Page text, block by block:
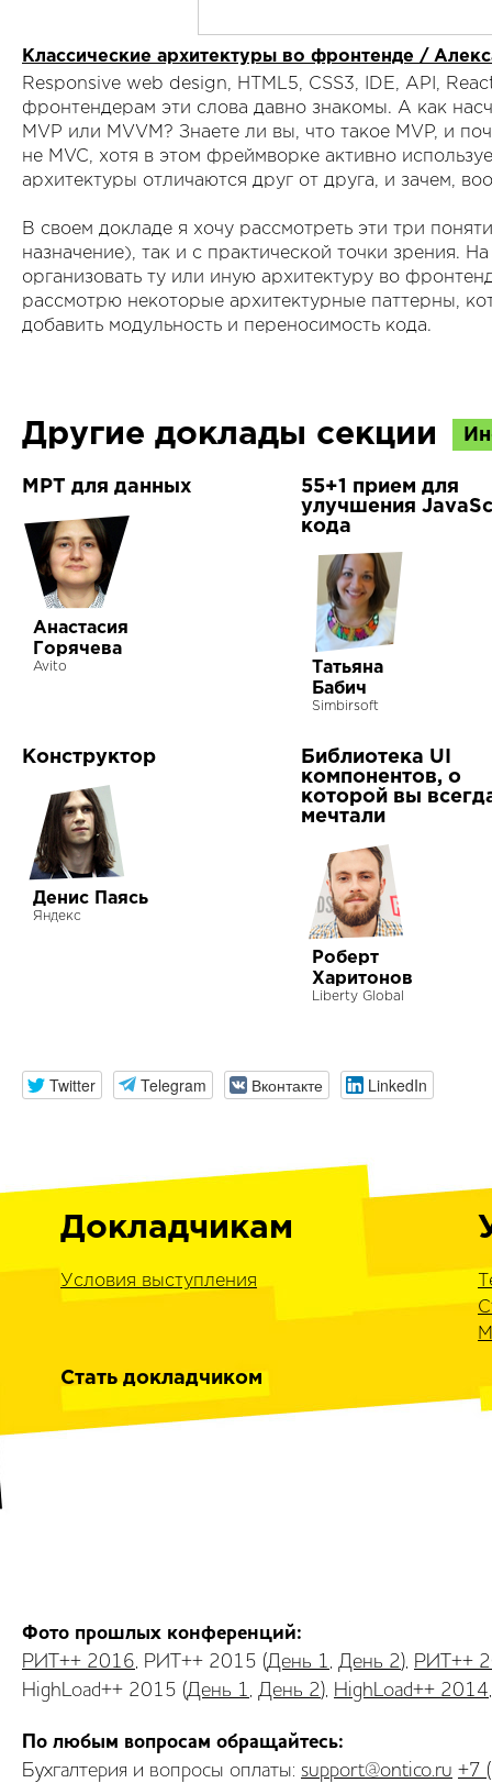
Классические архитектуры во фронтенде /
Responsive web design, HTML5, CSS3, IDE, API,
фронтендерам эти слова давно знакомы. А как
MVP или MVVM? Знаете ли вы, что такое MVP, и
не MVC, хотя в этом фреймворке активно
архитектуры отличаются друг от друга, и зачем,
В своем докладе я хочу рассмотреть эти три
назначение), так и с практической точки зрения.
организовать ту или иную архитектуру во
рассмотрю некоторые архитектурные паттерны,
добавить модульность и переносимость кода.
Другие доклады секции
МРТ для данных
Анастасия
Горячева
Avito
55+1 прием для
улучшения
кода
Татьяна
Бабич
Simbirsoft
Конструктор
Денис Паясь
Яндекс
Библиотека UI
компонентов, о
которой вы
мечтали
Роберт
Харитонов
Liberty Global
Twitter Telegram Вконтакте LinkedIn
Стать докладчиком
Докладчикам
Условия выступления
Фото прошлых конференций:
РИТ++ 2016, РИТ++ 2015 (День 1, День 2), РИТ++
HighLoad++ 2015 (День 1, День 2), HighLoad++ 2014
По любым вопросам обращайтесь:
Бухгалтерия и вопросы оплаты: support@ontico.ru +7